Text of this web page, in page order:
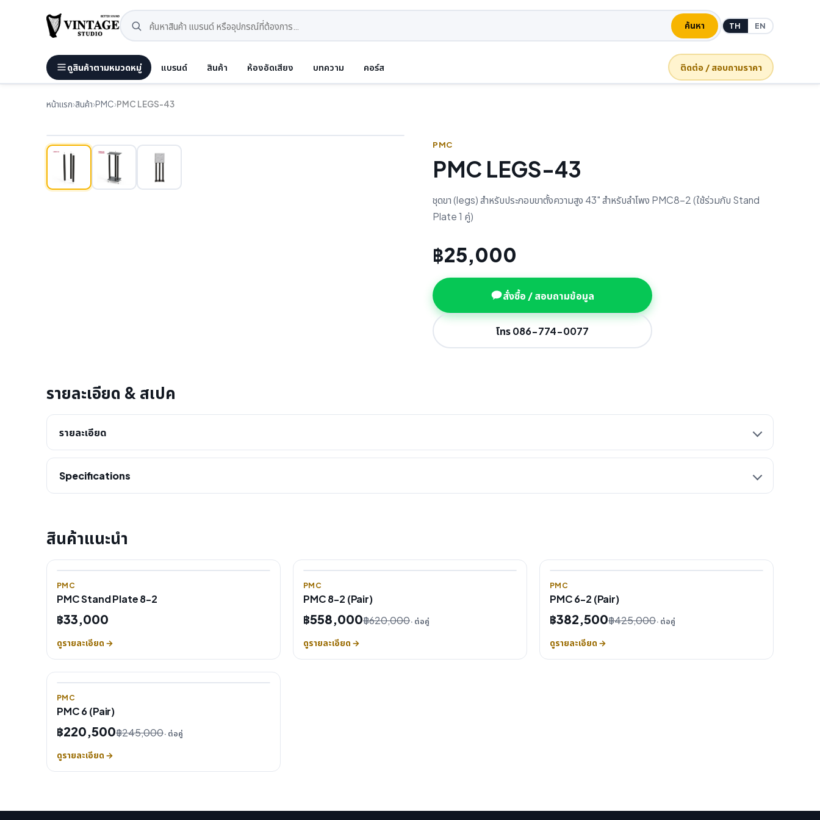
ค้นหา TH EN
ดูสินค้าตามหมวดหมู่ แบรนด์ สินค้า ห้องอัดเสียง บทความ คอร์ส ติดต่อ / สอบถามราคา
หน้าแรก›สินค้า›PMC›PMC LEGS-43
PMC
PMC LEGS-43
ชุดขา (legs) สำหรับประกอบขาตั้งความสูง 43" สำหรับลำโพง PMC8-2 (ใช้ร่วมกับ Stand
Plate 1 คู่)
฿25,000
สั่งซื้อ / สอบถามข้อมูล
โทร 086-774-0077
รายละเอียด & สเปค
รายละเอียด
Specifications
สินค้าแนะนำ
PMC
PMC Stand Plate 8-2
฿33,000
ดูรายละเอียด →
PMC
PMC 8-2 (Pair)
฿558,000฿620,000· ต่อคู่
ดูรายละเอียด →
PMC
PMC 6-2 (Pair)
฿382,500฿425,000· ต่อคู่
ดูรายละเอียด →
PMC
PMC 6 (Pair)
฿220,500฿245,000· ต่อคู่
ดูรายละเอียด →